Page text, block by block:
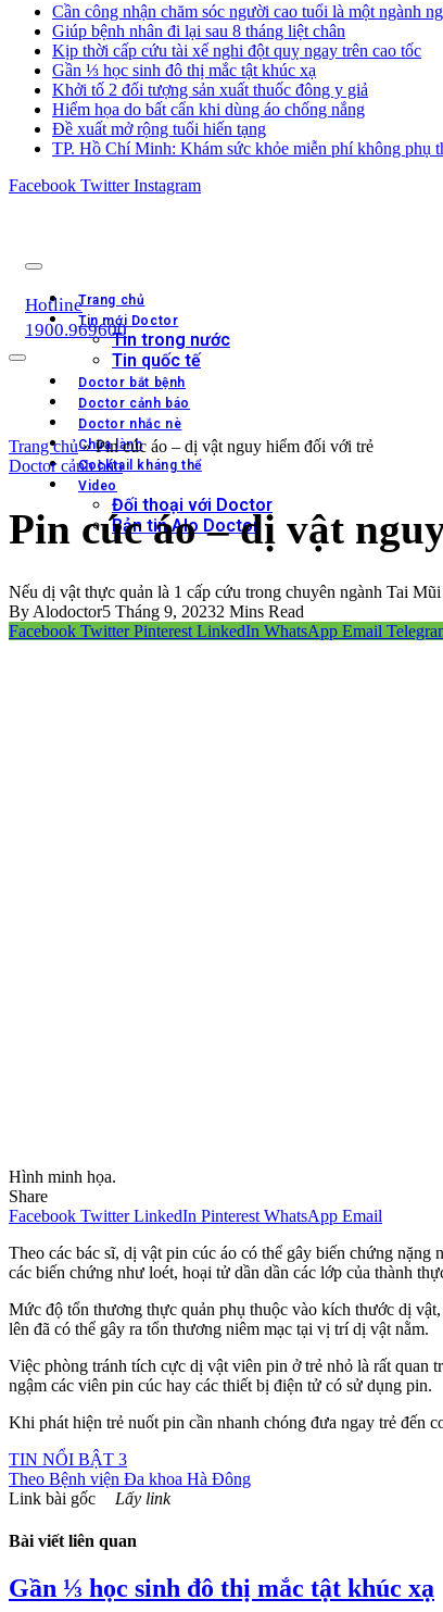
Cần công nhận chăm sóc người cao tuổi là một ngành
Giúp bệnh nhân đi lại sau 8 tháng liệt chân
Kịp thời cấp cứu tài xế nghi đột quỵ ngay trên cao tốc
Gần ⅓ học sinh đô thị mắc tật khúc xạ
Khởi tố 2 đối tượng sản xuất thuốc đông y giả
Hiểm họa do bất cẩn khi dùng áo chống nắng
Đề xuất mở rộng tuổi hiến tạng
TP. Hồ Chí Minh: Khám sức khỏe miễn phí không phụ
Facebook Twitter Instagram
Trang chủ
Tin mới Doctor
Tin trong nước
Tin quốc tế
Doctor bắt bệnh
Doctor cảnh báo
Doctor nhắc nè
Chữa lành
Cocktail kháng thể
Video
Đối thoại với Doctor
Bản tin Alo Doctor
Hotline
1900.969600
Trang chủ»Pin cúc áo – dị vật nguy hiểm đối với trẻ
Doctor cảnh báo
Pin cúc áo – dị vật
Nếu dị vật thực quản là 1 cấp cứu trong chuyên ngành Tai
By Alodoctor5 Tháng 9, 20232 Mins Read
Facebook Twitter Pinterest LinkedIn WhatsApp Email
Hình minh họa.
Share
Facebook Twitter LinkedIn Pinterest WhatsApp Email
Theo các bác sĩ, dị vật pin cúc áo có thể gây biến chứng
các biến chứng như loét, hoại tử dần dần các lớp của thành
Mức độ tổn thương thực quản phụ thuộc vào kích thước dị
lên đã có thể gây ra tổn thương niêm mạc tại vị trí dị vật nằm.
Việc phòng tránh tích cực dị vật viên pin ở trẻ nhỏ là rất quan
ngậm các viên pin cúc hay các thiết bị điện tử có sử dụng pin.
Khi phát hiện trẻ nuốt pin cần nhanh chóng đưa ngay trẻ đến
TIN NỔI BẬT 3
Theo Bệnh viện Đa khoa Hà Đông
Link bài gốc
Lấy link
Bài viết liên quan
Gần ⅓ học sinh đô thị mắc tật khúc xạ